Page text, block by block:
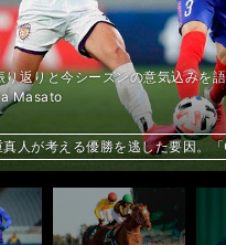
オリックス低迷の原因と受け継ぎ
けをつかんだ松山英樹。２年半ぶ
り返りと今シーズンの意気込みを
Masato
人が考える優勝を逃した要因。「
で「二刀流」ＧＩ馬へ。モズアス